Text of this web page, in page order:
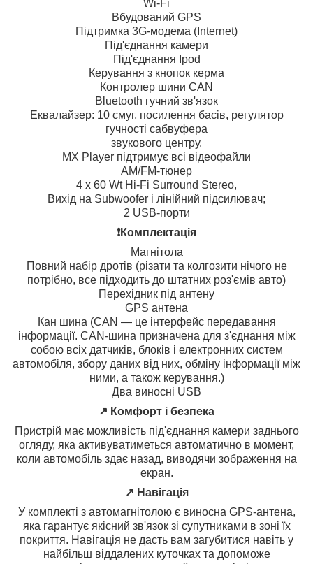
Wi-Fi
Вбудований GPS
Підтримка 3G-модема (Internet)
Під'єднання камери
Під'єднання Ipod
Керування з кнопок керма
Контролер шини CAN
Bluetooth гучний зв'язок
Еквалайзер: 10 смуг, посилення басів, регулятор
гучності сабвуфера
звукового центру.
MX Player підтримує всі відеофайли
AM/FM-тюнер
4 х 60 Wt Hi-Fi Surround Stereo,
Вихід на Subwoofer і лінійний підсилювач;
2 USB-порти
❗️Комплектація
Магнітола
Повний набір дротів (різати та колгозити нічого не
потрібно, все підходить до штатних роз'ємів авто)
Перехідник під антену
GPS антена
Кан шина (CAN — це інтерфейс передавання
інформації. CAN-шина призначена для з'єднання між
собою всіх датчиків, блоків і електронних систем
автомобіля, збору даних від них, обміну інформації між
ними, а також керування.)
Два виносні USB
↗️ Комфорт і безпека
Пристрій має можливість під'єднання камери заднього
огляду, яка активуватиметься автоматично в момент,
коли автомобіль здає назад, виводячи зображення на
екран.
↗️ Навігація
У комплекті з автомагнітолою є виносна GPS-антена,
яка гарантує якісний зв'язок зі супутниками в зоні їх
покриття. Навігація не дасть вам загубитися навіть у
найбільш віддалених куточках та допоможе